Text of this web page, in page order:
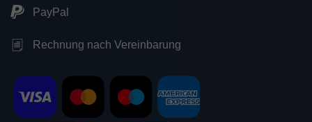
PayPal
Rechnung nach Vereinbarung